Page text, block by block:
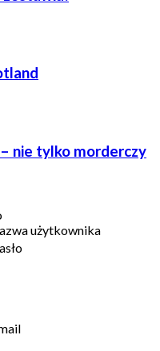
nie tylko morderczy
użytkownika